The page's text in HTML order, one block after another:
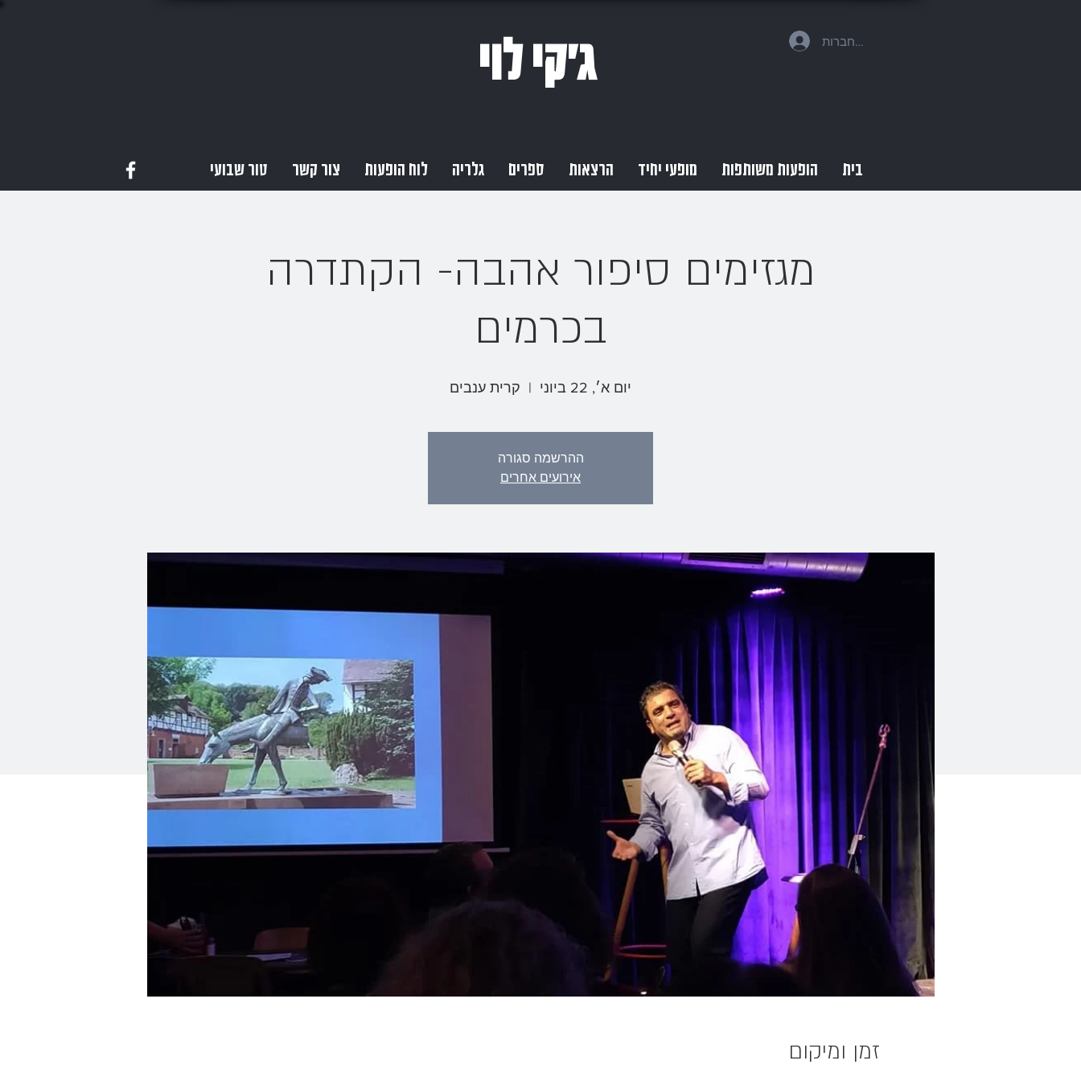
ג'קי לוי להתחברות
בית הופעות משותפות מופעי יחיד הרצאות ספרים גלריה לוח הופעות צור קשר טור שבועי
מגזימים סיפור אהבה- הקתדרה
בכרמים
יום א׳, 22 ביוני
  |
קרית ענבים
ההרשמה סגורה
אירועים אחרים
זמן ומיקום